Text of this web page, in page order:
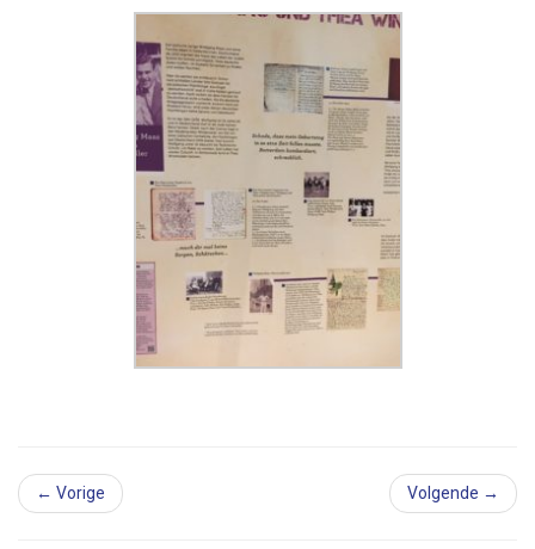
← Vorige Volgende →